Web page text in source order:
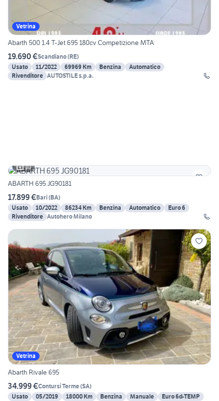
Vetrina
Abarth 500 1.4 T-Jet 695 180cv Competizione MTA
19.690 €Scandiano(RE)
Usato
11/2022 69969 Km Benzina
Automatico
Rivenditore AUTOSTILE s.p.a.
10
ABARTH 695 JG90181
17.899 €Bari(BA)
Usato
10/2022 86234 Km Benzina Automatico
Euro 6
Rivenditore Autohero Milano
Vetrina
Abarth Rivale 695
34.999 €Contursi Terme(SA)
Usato
05/2019 18000 Km Benzina Manuale
Euro 6d-TEMP